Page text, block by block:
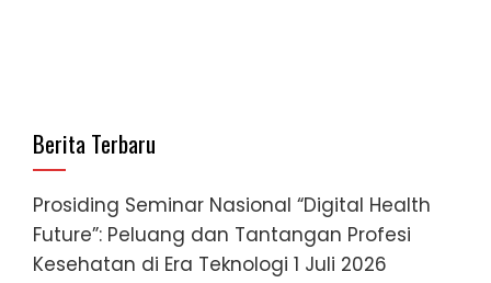
Berita Terbaru
Prosiding Seminar Nasional “Digital Health
Future”: Peluang dan Tantangan Profesi
Kesehatan di Era Teknologi 1 Juli 2026